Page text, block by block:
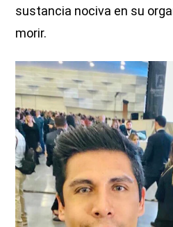
sustancia nociva en su
morir.